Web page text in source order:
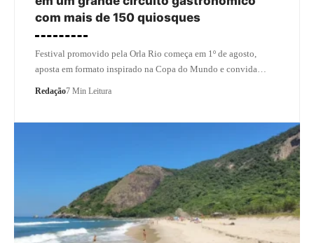
com mais de 150 quiosques
Festival promovido pela Orla Rio começa em 1º de agosto,
aposta em formato inspirado na Copa do Mundo e convida…
Redação7 Min Leitura